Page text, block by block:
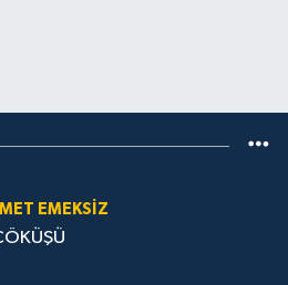
EMEKSİZ